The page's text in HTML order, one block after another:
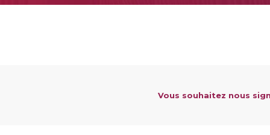
Vous souhaitez nous